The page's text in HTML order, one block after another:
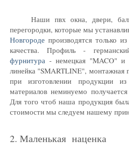
Наши пвх окна, двери,
перегородки, которые мы
Новгороде производятся только
качества. Профиль -
фурнитура - немецкая "MACO" и
линейка "SMARTLINE", монтажная
при изготовлении продукции
материалов неминуемо
Для того чтоб наша продукция
стоимости мы следуем нашему
2. Маленькая наценка